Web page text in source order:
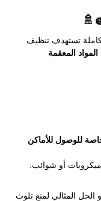
تستهدف تنظيف
المعقمة
للوصول للأماكن
أو شوائب.
الحل المثالي لمنع تلوث